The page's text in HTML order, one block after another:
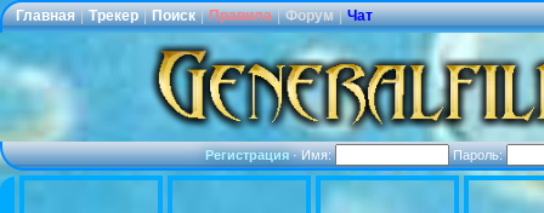
Главная | Трекер | Поиск | Правила | Форум | Чат
Регистрация·Имя: Пароль: